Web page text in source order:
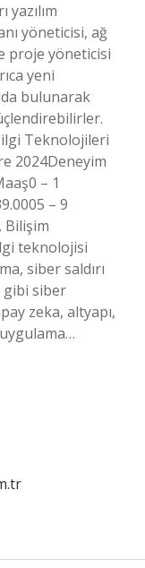
yöneticisi, ağ
proje yöneticisi
yeni
bulunarak
Teknolojileri
2024Deneyim
– 1
– 9
Bilişim
teknolojisi
siber saldırı
gibi siber
zeka, altyapı,